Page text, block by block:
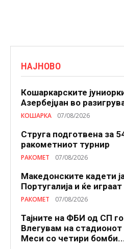
НАЈНОВО
Кошаркарските
Азербејџан во
КОШАРКА 07/08/2026
Струга подготвена за
ракометниот турнир
РАКОМЕТ 07/08/2026
Македонските кадети
Португалија и ќе
РАКОМЕТ 07/08/2026
Тајните на ФБИ од СП
Влегувам на стадионот
Меси со четири